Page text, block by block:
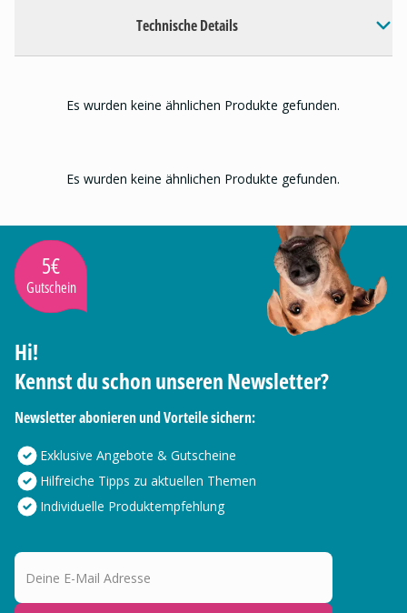
Technische Details
Es wurden keine ähnlichen Produkte gefunden.
Es wurden keine ähnlichen Produkte gefunden.
5€
Gutschein
Hi!
Kennst du schon unseren Newsletter?
Newsletter abonieren und Vorteile sichern:
Exklusive Angebote & Gutscheine
Hilfreiche Tipps zu aktuellen Themen
Individuelle Produktempfehlung
Deine E-Mail Adresse